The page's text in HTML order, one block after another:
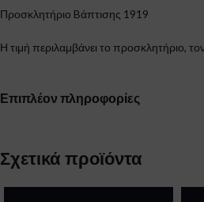
Προσκλητήριο Bάπτισης 1919
Η τιμή περιλαμβάνει το προσκλητήριο,
Επιπλέον πληροφορίες
Σχετικά προϊόντα